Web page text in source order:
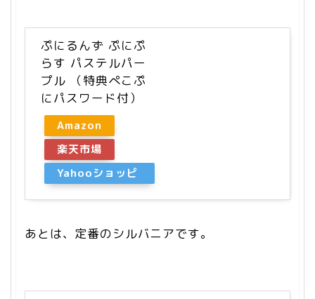
ぷにるんず ぷにぷ
らす パステルパー
プル （特典ぺこぷ
にパスワード付）
Amazon
楽天市場
Yahooショッピ
あとは、定番のシルバニアです。